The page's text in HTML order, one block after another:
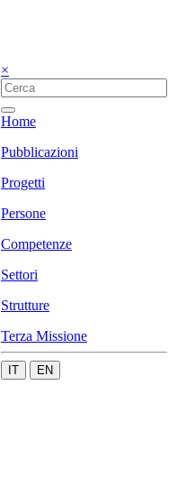
×
Home
Pubblicazioni
Progetti
Persone
Competenze
Settori
Strutture
Terza Missione
IT EN